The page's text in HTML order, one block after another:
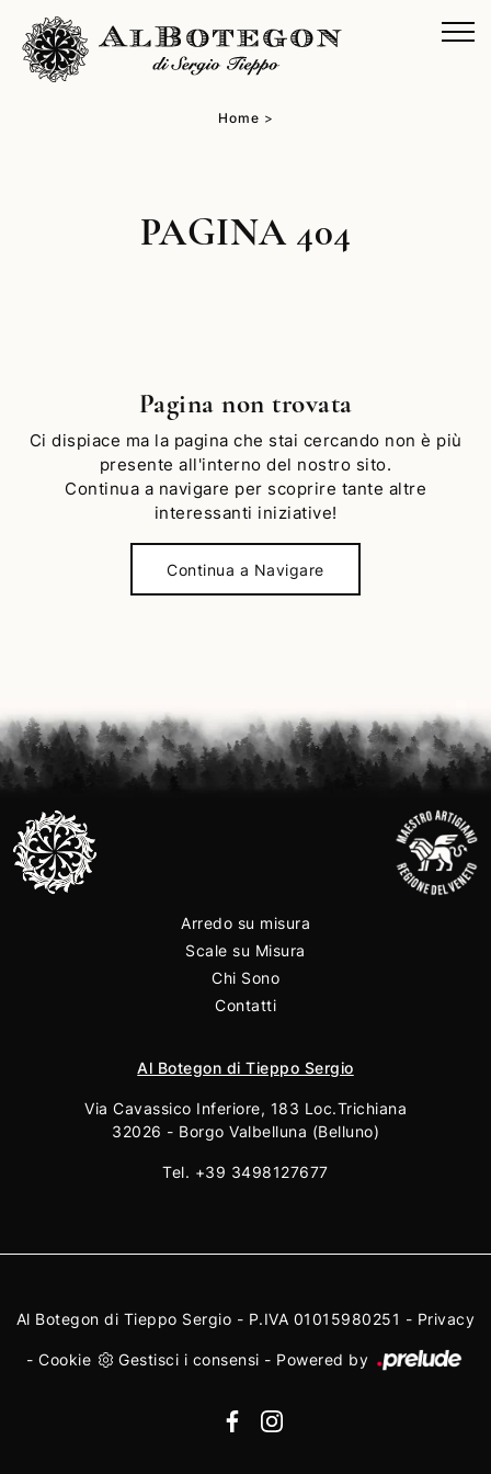
Home >
PAGINA 404
Pagina non trovata
Ci dispiace ma la pagina che stai cercando non è più
presente all'interno del nostro sito.
Continua a navigare per scoprire tante altre
interessanti iniziative!
Continua a Navigare
Arredo su misura
Scale su Misura
Chi Sono
Contatti
Al Botegon di Tieppo Sergio
Via Cavassico Inferiore, 183 Loc.Trichiana
32026 - Borgo Valbelluna (Belluno)
Tel. +39 3498127677
Al Botegon di Tieppo Sergio - P.IVA 01015980251 - Privacy
-Cookie Gestisci i consensi - Powered by